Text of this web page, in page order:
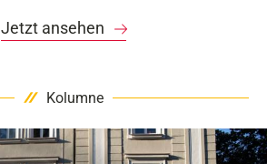
Jetzt ansehen
Kolumne